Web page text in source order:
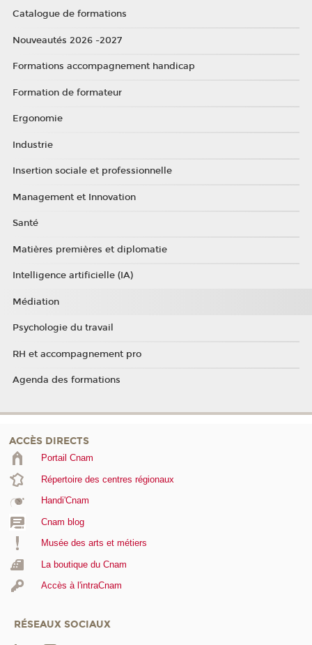
Catalogue de formations
Nouveautés 2026 -2027
Formations accompagnement handicap
Formation de formateur
Ergonomie
Industrie
Insertion sociale et professionnelle
Management et Innovation
Santé
Matières premières et diplomatie
Intelligence artificielle (IA)
Médiation
Psychologie du travail
RH et accompagnement pro
Agenda des formations
ACCÈS DIRECTS
Portail Cnam
Répertoire des centres régionaux
Handi'Cnam
Cnam blog
Musée des arts et métiers
La boutique du Cnam
Accès à l'intraCnam
RÉSEAUX SOCIAUX